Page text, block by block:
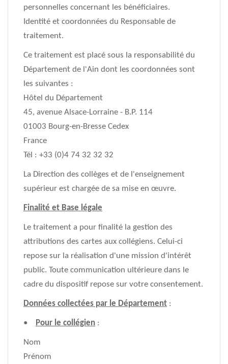
personnelles concernant les bénéficiaires.
Identité et coordonnées du Responsable de
traitement.
Ce traitement est placé sous la responsabilité du
Département de l'Ain dont les coordonnées sont
les suivantes :
Hôtel du Département
45, avenue Alsace-Lorraine - B.P. 114
01003 Bourg-en-Bresse Cedex
France
Tél : +33 (0)4 74 32 32 32
La Direction des collèges et de l'enseignement
supérieur est chargée de sa mise en œuvre.
Finalité et Base légale
Le traitement a pour finalité la gestion des
attributions des cartes aux collégiens. Celui-ci
repose sur la réalisation d'une mission d'intérêt
public. Toute communication ultérieure dans le
cadre du dispositif repose sur votre consentement.
Données collectées par le Département :
• Pour le collégien :
Nom
Prénom